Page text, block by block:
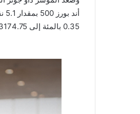
0.35 بالمئة إلى 13174.75 نقطة.